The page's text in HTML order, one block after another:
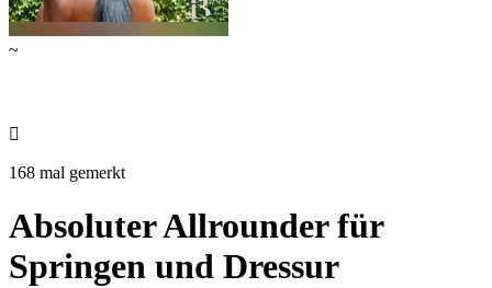
~

168 mal gemerkt
Absoluter Allrounder für
Springen und Dressur